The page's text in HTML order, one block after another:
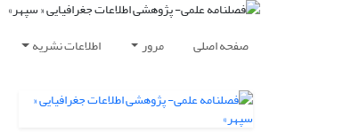
صفحه اصلی مرور اطلاعات نشریه